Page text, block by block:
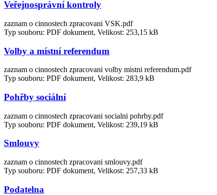
Veřejnosprávní kontroly
zaznam o cinnostech zpracovani VSK.pdf
Typ souboru: PDF dokument, Velikost: 253,15 kB
Volby a místní referendum
zaznam o cinnostech zpracovani volby mistni referendum.pdf
Typ souboru: PDF dokument, Velikost: 283,9 kB
Pohřby sociální
zaznam o cinnostech zpracovani socialni pohrby.pdf
Typ souboru: PDF dokument, Velikost: 239,19 kB
Smlouvy
zaznam o cinnostech zpracovani smlouvy.pdf
Typ souboru: PDF dokument, Velikost: 257,33 kB
Podatelna